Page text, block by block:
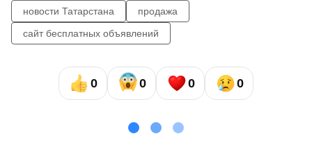
новости Татарстана
продажа
сайт бесплатных объявлений
0 0 0 0